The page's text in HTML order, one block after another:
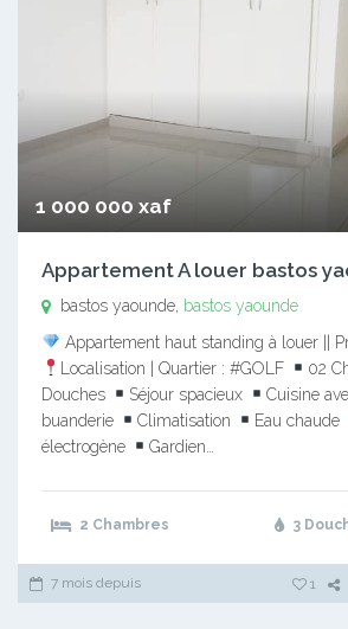
1 000 000 xaf
Appartement A louer bastos
bastos yaounde, bastos yaounde
Appartement haut standing à louer ||
Localisation | Quartier : #GOLF
02
Douches
Séjour spacieux
Cuisine
buanderie
Climatisation Eau chaude
électrogène
Gardien…
2 Chambres 3
7 mois depuis 1